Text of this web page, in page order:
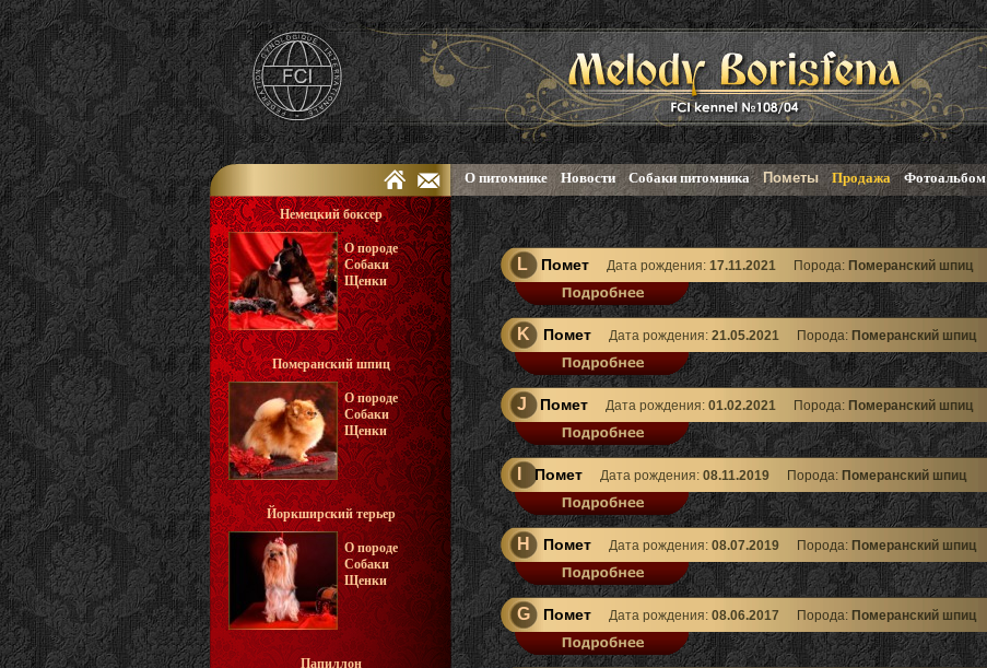
Немецкий боксер
О породе
Собаки
Щенки
Померанский шпиц
О породе
Собаки
Щенки
Йоркширский терьер
О породе
Собаки
Щенки
Папиллон
О питомнике Новости Собаки питомника Пометы Продажа Фотоальбом
LПомет Дата рождения: 17.11.2021 Порода: Померанский шпиц
K Помет Дата рождения: 21.05.2021 Порода: Померанский шпиц
J Помет Дата рождения: 01.02.2021 Порода: Померанский шпиц
Помет Дата рождения: 08.11.2019 Порода: Померанский шпиц
H Помет Дата рождения: 08.07.2019 Порода: Померанский шпиц
GПомет Дата рождения: 08.06.2017 Порода: Померанский шпиц